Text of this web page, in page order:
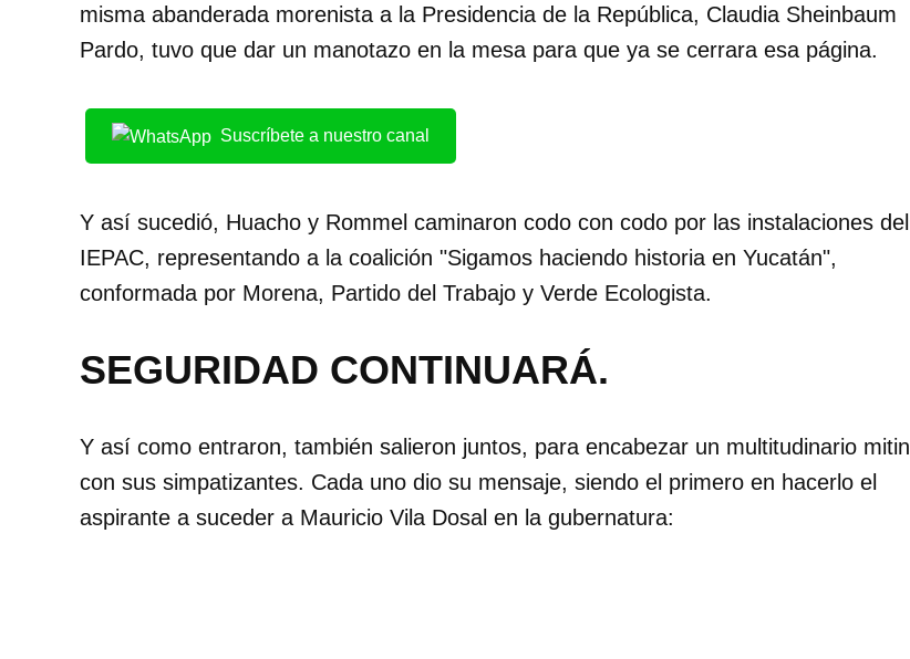
misma abanderada morenista a la Presidencia de la República, Claudia Sheinbaum
Pardo, tuvo que dar un manotazo en la mesa para que ya se cerrara esa página.
Suscríbete a nuestro canal
Y así sucedió, Huacho y Rommel caminaron codo con codo por las instalaciones del
IEPAC, representando a la coalición "Sigamos haciendo historia en Yucatán",
conformada por Morena, Partido del Trabajo y Verde Ecologista.
SEGURIDAD CONTINUARÁ.
Y así como entraron, también salieron juntos, para encabezar un multitudinario mitin
con sus simpatizantes. Cada uno dio su mensaje, siendo el primero en hacerlo el
aspirante a suceder a Mauricio Vila Dosal en la gubernatura: